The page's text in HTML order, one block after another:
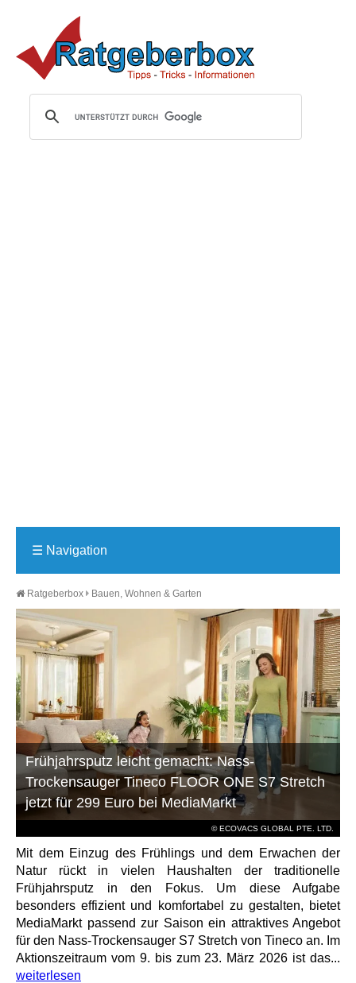
☰ Navigation
Ratgeberbox Bauen, Wohnen & Garten
© ECOVACS GLOBAL PTE. LTD.
Frühjahrsputz leicht gemacht: Nass-
Trockensauger Tineco FLOOR ONE S7 Stretch
jetzt für 299 Euro bei MediaMarkt
Mit dem Einzug des Frühlings und dem Erwachen der
Natur rückt in vielen Haushalten der traditionelle
Frühjahrsputz in den Fokus. Um diese Aufgabe
besonders effizient und komfortabel zu gestalten, bietet
MediaMarkt passend zur Saison ein attraktives Angebot
für den Nass-Trockensauger S7 Stretch von Tineco an. Im
Aktionszeitraum vom 9. bis zum 23. März 2026 ist das...
weiterlesen